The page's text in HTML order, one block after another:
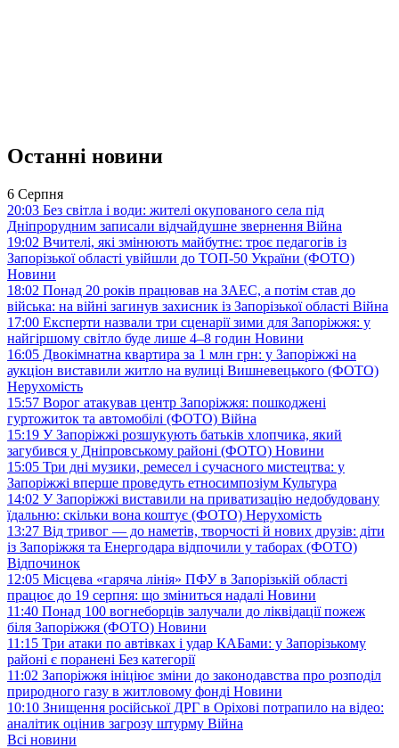
Останні новини
6 Серпня
20:03 Без світла і води: жителі окупованого села під
Дніпрорудним записали відчайдушне звернення Війна
19:02 Вчителі, які змінюють майбутнє: троє педагогів із
Запорізької області увійшли до ТОП-50 України (ФОТО)
Новини
18:02 Понад 20 років працював на ЗАЕС, а потім став до
війська: на війні загинув захисник із Запорізької області Війна
17:00 Експерти назвали три сценарії зими для Запоріжжя: у
найгіршому світло буде лише 4–8 годин Новини
16:05 Двокімнатна квартира за 1 млн грн: у Запоріжжі на
аукціон виставили житло на вулиці Вишневецького (ФОТО)
Нерухомість
15:57 Ворог атакував центр Запоріжжя: пошкоджені
гуртожиток та автомобілі (ФОТО) Війна
15:19 У Запоріжжі розшукують батьків хлопчика, який
загубився у Дніпровському районі (ФОТО) Новини
15:05 Три дні музики, ремесел і сучасного мистецтва: у
Запоріжжі вперше проведуть етносимпозіум Культура
14:02 У Запоріжжі виставили на приватизацію недобудовану
їдальню: скільки вона коштує (ФОТО) Нерухомість
13:27 Від тривог — до наметів, творчості й нових друзів: діти
із Запоріжжя та Енергодара відпочили у таборах (ФОТО)
Відпочинок
12:05 Місцева «гаряча лінія» ПФУ в Запорізькій області
працює до 19 серпня: що зміниться надалі Новини
11:40 Понад 100 вогнеборців залучали до ліквідації пожеж
біля Запоріжжя (ФОТО) Новини
11:15 Три атаки по автівках і удар КАБами: у Запорізькому
районі є поранені Без категорії
11:02 Запоріжжя ініціює зміни до законодавства про розподіл
природного газу в житловому фонді Новини
10:10 Знищення російської ДРГ в Оріхові потрапило на відео:
аналітик оцінив загрозу штурму Війна
Всі новини